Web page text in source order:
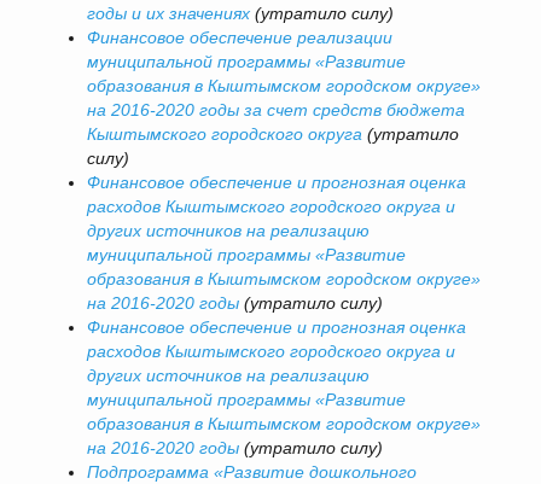
годы и их значениях(утратило силу)
Финансовое обеспечение реализации
муниципальной программы «Развитие
образования в Кыштымском городском округе»
на 2016-2020 годы за счет средств бюджета
Кыштымского городского округа (утратило
силу)
Финансовое обеспечение и прогнозная оценка
расходов Кыштымского городского округа и
других источников на реализацию
муниципальной программы «Развитие
образования в Кыштымском городском округе»
на 2016-2020 годы(утратило силу)
Финансовое обеспечение и прогнозная оценка
расходов Кыштымского городского округа и
других источников на реализацию
муниципальной программы «Развитие
образования в Кыштымском городском округе»
на 2016-2020 годы(утратило силу)
Подпрограмма «Развитие дошкольного